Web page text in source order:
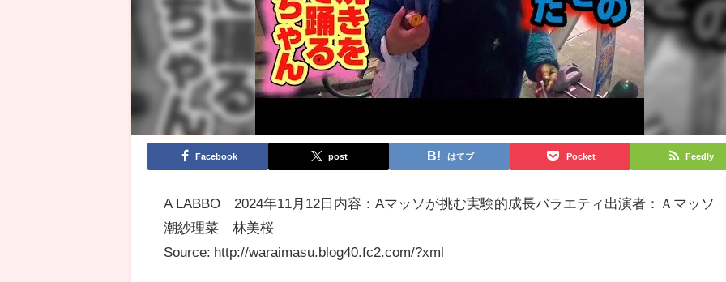
Facebook post はてブ Pocket Feedly
A LABBO 2024年11月12日内容：Aマッソが挑む実験的成長バラエティ出演者：Ａマッ
潮紗理菜 林美桜
Source: http://waraimasu.blog40.fc2.com/?xml